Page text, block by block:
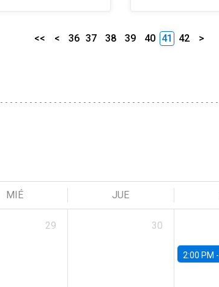
<< < 36 37 38 39 40 41 42 >
MIÉ JUE
29 30
2:00 PM -